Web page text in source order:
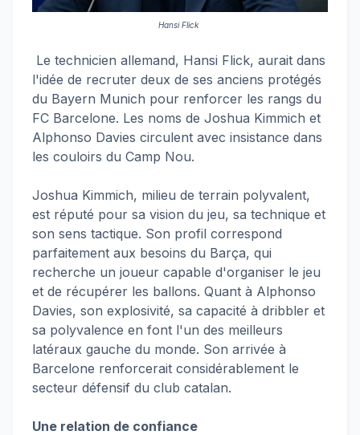
Hansi Flick
Le technicien allemand, Hansi Flick, aurait dans
l'idée de recruter deux de ses anciens protégés
du Bayern Munich pour renforcer les rangs du
FC Barcelone. Les noms de Joshua Kimmich et
Alphonso Davies circulent avec insistance dans
les couloirs du Camp Nou.
Joshua Kimmich, milieu de terrain polyvalent,
est réputé pour sa vision du jeu, sa technique et
son sens tactique. Son profil correspond
parfaitement aux besoins du Barça, qui
recherche un joueur capable d'organiser le jeu
et de récupérer les ballons. Quant à Alphonso
Davies, son explosivité, sa capacité à dribbler et
sa polyvalence en font l'un des meilleurs
latéraux gauche du monde. Son arrivée à
Barcelone renforcerait considérablement le
secteur défensif du club catalan.
Une relation de confiance